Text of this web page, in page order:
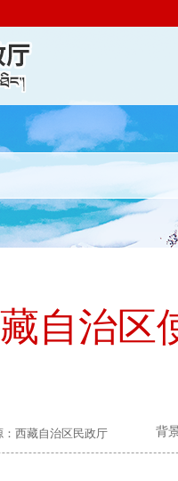
自治
西藏自治区民政厅 背